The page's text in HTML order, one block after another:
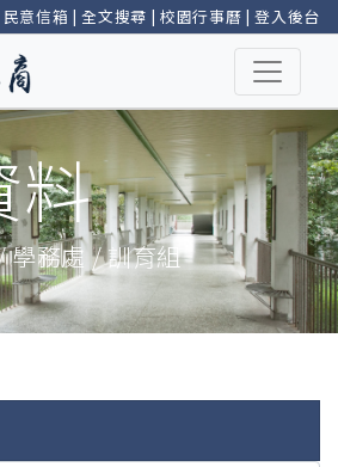
民意信箱 |全文搜尋 | 校園行事曆 |登入後台
料
學務處 / 訓育組